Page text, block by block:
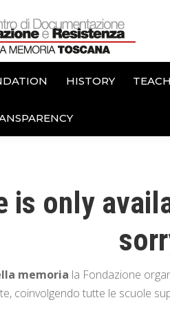
HISTORY
is only
memoria la Fondazione
coinvolgendo tutte le scuole